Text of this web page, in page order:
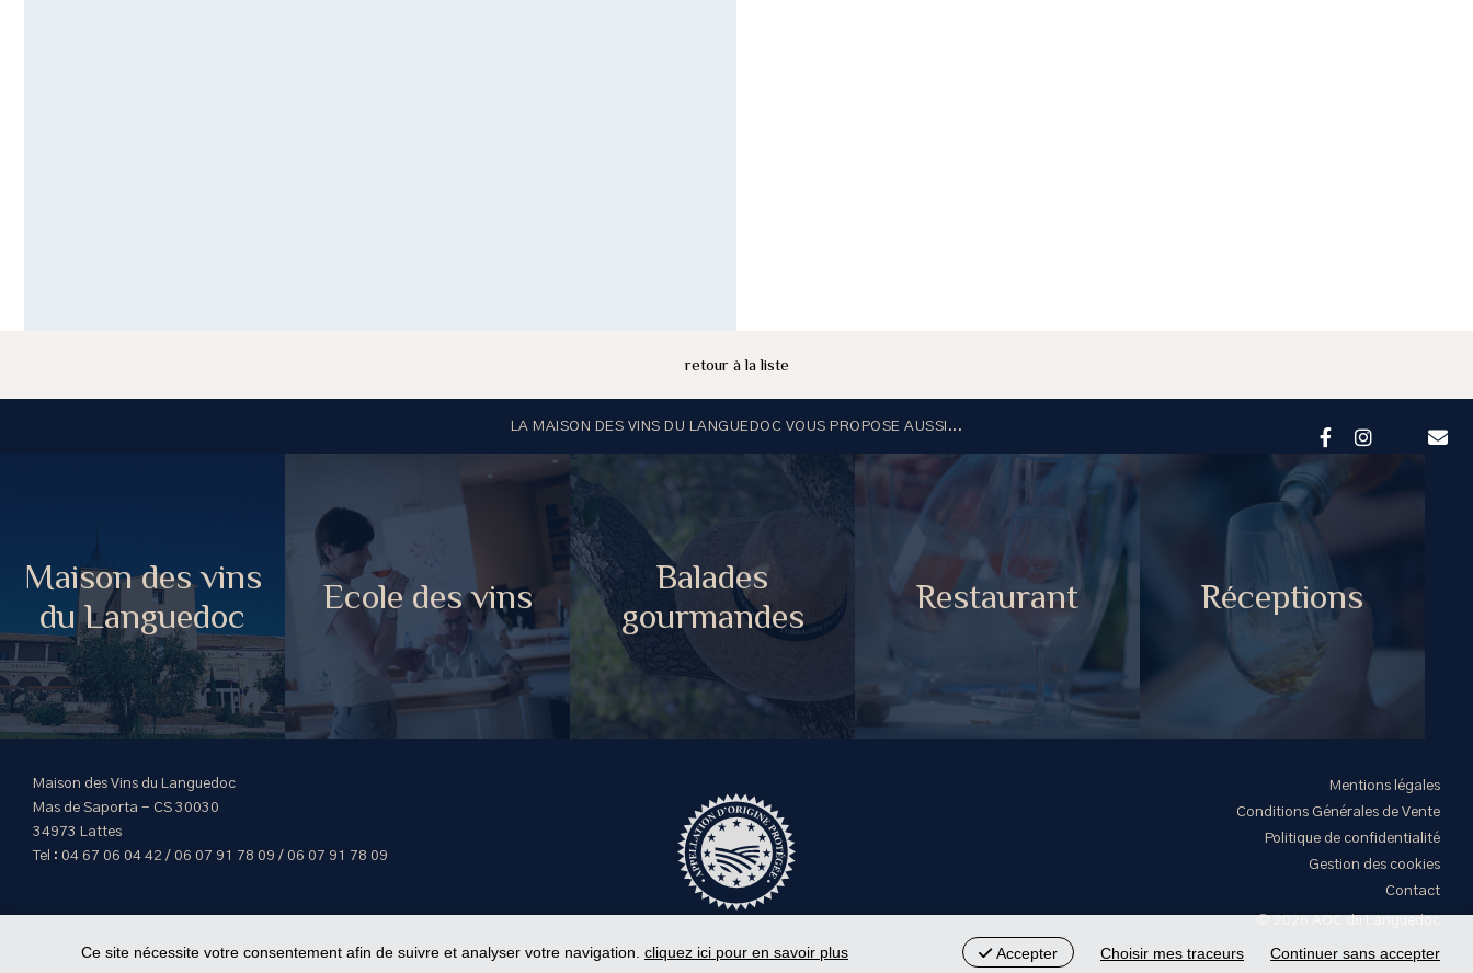
retour à la liste
LA MAISON DES VINS DU LANGUEDOC VOUS PROPOSE AUSSI...
Maison des vins
du Languedoc
Ecole des vins
Balades
gourmandes
Restaurant Réceptions
Maison des Vins du Languedoc
Mas de Saporta - CS 30030
34973 Lattes
Tel : 04 67 06 04 42 / 06 07 91 78 09 / 06 07 91 78 09
Mentions légales
Conditions Générales de Vente
Politique de confidentialité
Gestion des cookies
Contact
Ce site nécessite votre consentement afin de suivre et analyser votre navigation. cliquez ici pour en savoir plus Accepter Choisir mes traceurs Continuer sans accepter